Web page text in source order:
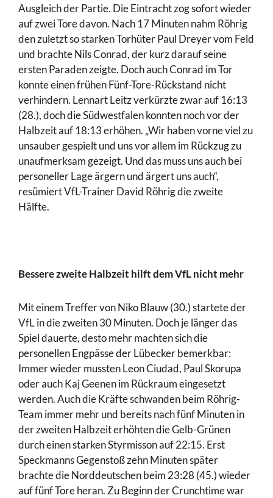
Ausgleich der Partie. Die Eintracht zog sofort wieder
auf zwei Tore davon. Nach 17 Minuten nahm Röhrig
den zuletzt so starken Torhüter Paul Dreyer vom Feld
und brachte Nils Conrad, der kurz darauf seine
ersten Paraden zeigte. Doch auch Conrad im Tor
konnte einen frühen Fünf-Tore-Rückstand nicht
verhindern. Lennart Leitz verkürzte zwar auf 16:13
(28.), doch die Südwestfalen konnten noch vor der
Halbzeit auf 18:13 erhöhen. „Wir haben vorne viel zu
unsauber gespielt und uns vor allem im Rückzug zu
unaufmerksam gezeigt. Und das muss uns auch bei
personeller Lage ärgern und ärgert uns auch“,
resümiert VfL-Trainer David Röhrig die zweite
Hälfte.
Bessere zweite Halbzeit hilft dem VfL nicht mehr
Mit einem Treffer von Niko Blauw (30.) startete der
VfL in die zweiten 30 Minuten. Doch je länger das
Spiel dauerte, desto mehr machten sich die
personellen Engpässe der Lübecker bemerkbar:
Immer wieder mussten Leon Ciudad, Paul Skorupa
oder auch Kaj Geenen im Rückraum eingesetzt
werden. Auch die Kräfte schwanden beim Röhrig-
Team immer mehr und bereits nach fünf Minuten in
der zweiten Halbzeit erhöhten die Gelb-Grünen
durch einen starken Styrmisson auf 22:15. Erst
Speckmanns Gegenstoß zehn Minuten später
brachte die Norddeutschen beim 23:28 (45.) wieder
auf fünf Tore heran. Zu Beginn der Crunchtime war